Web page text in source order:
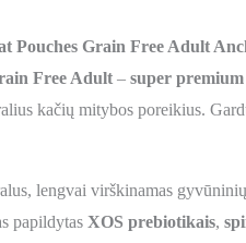
Pouches Grain Free Adult
Free Adult– super premium
kačių mitybos poreikius.
lengvai virškinamas
papildytas XOS prebiotikais,